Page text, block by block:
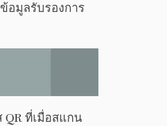
อมูลรับรองการ
ที่เมื่อสแกน